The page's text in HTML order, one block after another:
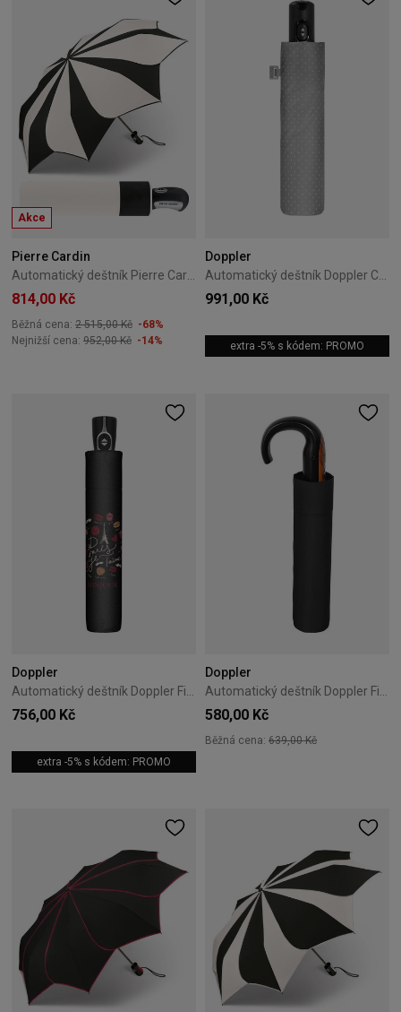
Akce
Pierre Cardin
814,00 Kč
Běžná cena: 2 515,00 Kč -68%
Nejnižší cena: 952,00 Kč -14%
Doppler
991,00 Kč
extra -5% s kódem: PROMO
Doppler
Automatický deštník Doppler Fiber Magic Paris Je Taime
756,00 Kč
extra -5% s kódem: PROMO
Doppler
Automatický deštník Doppler Fiber Mini Big
580,00 Kč
Běžná cena: 639,00 Kč